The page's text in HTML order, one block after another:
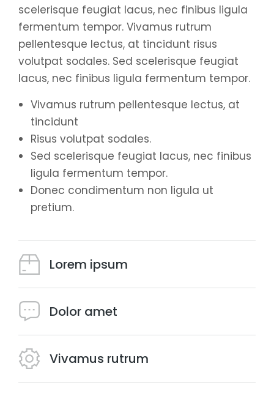
scelerisque feugiat lacus, nec finibus ligula
fermentum tempor. Vivamus rutrum
pellentesque lectus, at tincidunt risus
volutpat sodales. Sed scelerisque feugiat
lacus, nec finibus ligula fermentum tempor.
Vivamus rutrum pellentesque lectus, at
tincidunt
Risus volutpat sodales.
Sed scelerisque feugiat lacus, nec finibus
ligula fermentum tempor.
Donec condimentum non ligula ut
pretium.
Lorem ipsum
Dolor amet
Vivamus rutrum